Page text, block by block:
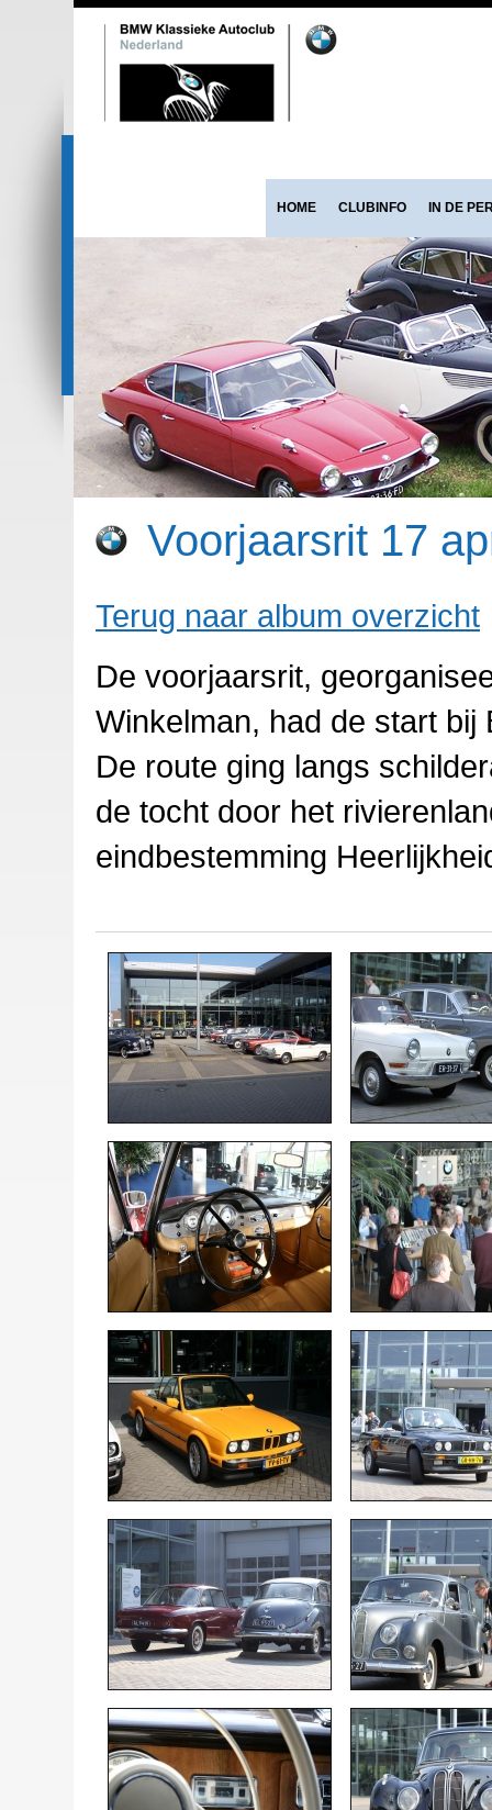
HOME CLUBINFO IN DE
Voorjaarsrit 17
Terug naar album overzicht
De voorjaarsrit,
Winkelman, had de start
De route ging langs
de tocht door het
eindbestemming